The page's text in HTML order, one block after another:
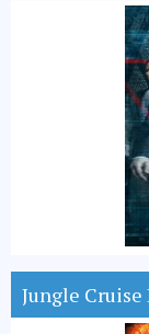
Jungle Cruise